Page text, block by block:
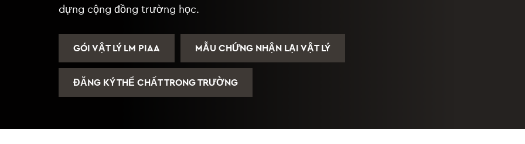
dựng cộng đồng trường học.
GÓI VẬT LÝ LM PIAA MẪU CHỨNG NHẬN LẠI VẬT LÝ
ĐĂNG KÝ THỂ CHẤT TRONG TRƯỜNG